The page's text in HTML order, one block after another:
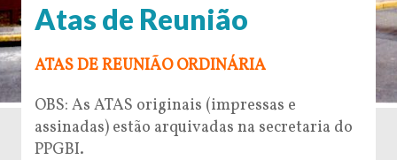
Atas de Reunião
ATAS DE REUNIÃO ORDINÁRIA
OBS: As ATAS originais (impressas e
assinadas) estão arquivadas na secretaria do
PPGBI.